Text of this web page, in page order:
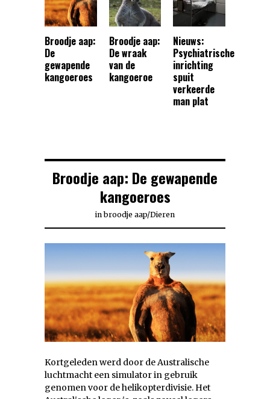
Broodje aap:
De
gewapende
kangoeroes
Broodje aap:
De wraak
van de
kangoeroe
Nieuws:
Psychiatrische
inrichting
spuit
verkeerde
man plat
Broodje aap: De gewapende
kangoeroes
in broodje aap/Dieren
Kortgeleden werd door de Australische
luchtmacht een simulator in gebruik
genomen voor de helikopterdivisie. Het